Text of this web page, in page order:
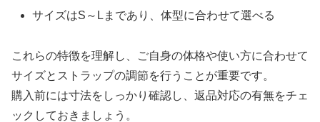
サイズはS～Lまであり、体型に合わせて選べる
これらの特徴を理解し、ご自身の体格や使い方に合わせて
サイズとストラップの調節を行うことが重要です。
購入前には寸法をしっかり確認し、返品対応の有無をチェ
ックしておきましょう。